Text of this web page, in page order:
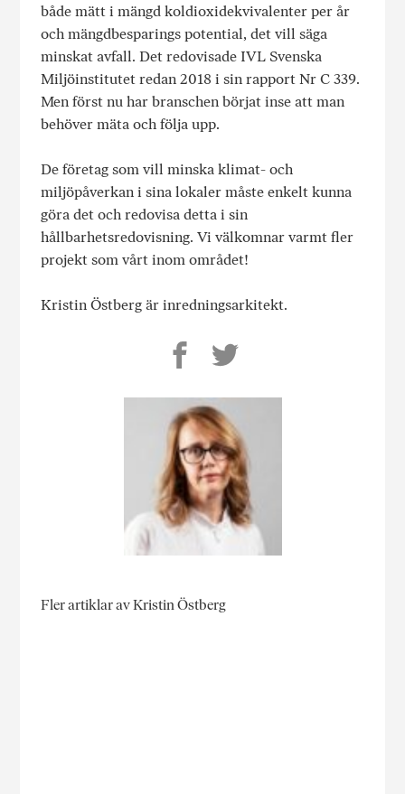
både mätt i mängd koldioxidekvivalenter per år
och mängdbesparings potential, det vill säga
minskat avfall. Det redovisade IVL Svenska
Miljöinstitutet redan 2018 i sin rapport Nr C 339.
Men först nu har branschen börjat inse att man
behöver mäta och följa upp.
De företag som vill minska klimat- och
miljöpåverkan i sina lokaler måste enkelt kunna
göra det och redovisa detta i sin
hållbarhetsredovisning. Vi välkomnar varmt fler
projekt som vårt inom området!
Kristin Östberg är inredningsarkitekt.
Fler artiklar av Kristin Östberg